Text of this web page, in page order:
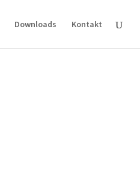
Downloads Kontakt